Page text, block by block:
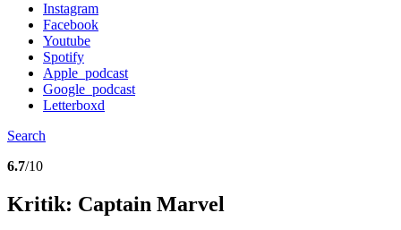
Instagram
Facebook
Youtube
Spotify
Apple_podcast
Google_podcast
Letterboxd
Search
6.7/10
Kritik: Captain Marvel